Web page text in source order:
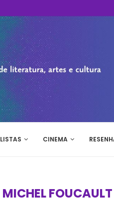
LISTAS CINEMA
MICHEL FOUCAULT